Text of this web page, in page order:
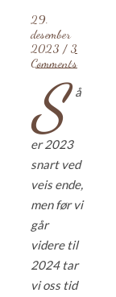
29.
desember
2023 / 3
Comments
S å
er 2023
snart ved
veis ende,
men før vi
går
videre til
2024 tar
vi oss tid